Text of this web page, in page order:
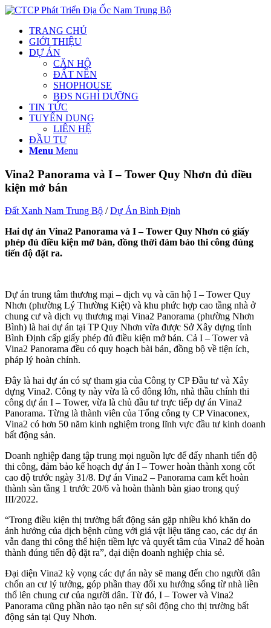
TRANG CHỦ
GIỚI THIỆU
DỰ ÁN
CĂN HỘ
ĐẤT NỀN
SHOPHOUSE
BĐS NGHỈ DƯỠNG
TIN TỨC
TUYỂN DỤNG
LIÊN HỆ
ĐẦU TƯ
Menu Menu
Vina2 Panorama và I – Tower Quy Nhơn đủ điều
kiện mở bán
Đất Xanh Nam Trung Bộ /Dự Án Bình Định
Hai dự án Vina2 Panorama và I – Tower Quy Nhơn có giấy
phép đủ điều kiện mở bán, đồng thời đảm bảo thi công đúng
tiến độ đặt ra.
Dự án trung tâm thương mại – dịch vụ và căn hộ I – Tower Quy
Nhơn (phường Lý Thường Kiệt) và khu phức hợp cao tầng nhà ở
chung cư và dịch vụ thương mại Vina2 Panorama (phường Nhơn
Bình) là hai dự án tại TP Quy Nhơn vừa được Sở Xây dựng tỉnh
Bình Định cấp giấy phép đủ điều kiện mở bán. Cả I – Tower và
Vina2 Panorama đều có quy hoạch bài bản, đồng bộ về tiện ích,
pháp lý hoàn chỉnh.
Đây là hai dự án có sự tham gia của Công ty CP Đầu tư và Xây
dựng Vina2. Công ty này vừa là cổ đông lớn, nhà thầu chính thi
công dự án I – Tower, vừa là chủ đầu tư trực tiếp dự án Vina2
Panorama. Từng là thành viên của Tổng công ty CP Vinaconex,
Vina2 có hơn 50 năm kinh nghiệm trong lĩnh vực đầu tư kinh doanh
bất động sản.
Doanh nghiệp đang tập trung mọi nguồn lực để đẩy nhanh tiến độ
thi công, đảm bảo kế hoạch dự án I – Tower hoàn thành xong cốt
cao độ trước ngày 31/8. Dự án Vina2 – Panorama cam kết hoàn
thành sàn tầng 1 trước 20/6 và hoàn thành bàn giao trong quý
III/2022.
“Trong điều kiện thị trường bất động sản gặp nhiều khó khăn do
ảnh hưởng của dịch bệnh cùng với giá vật liệu tăng cao, các dự án
vẫn đang thi công thể hiện tiềm lực và quyết tâm của Vina2 để hoàn
thành đúng tiến độ đặt ra”, đại diện doanh nghiệp chia sẻ.
Đại diện Vina2 kỳ vọng các dự án này sẽ mang đến cho người dân
chốn an cư lý tưởng, góp phần thay đổi xu hướng sống từ nhà liền
thổ lên chung cư của người dân. Từ đó, I – Tower và Vina2
Panorama cũng phần nào tạo nên sự sôi động cho thị trường bất
động sản tại Quy Nhơn.